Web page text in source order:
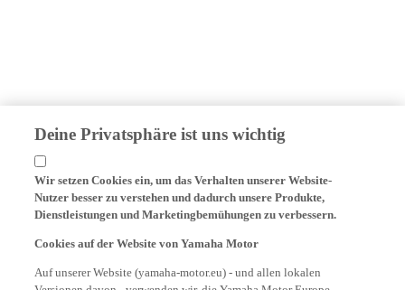
Deine Privatsphäre ist uns wichtig
Wir setzen Cookies ein, um das Verhalten unserer Website-
Nutzer besser zu verstehen und dadurch unsere Produkte,
Dienstleistungen und Marketingbemühungen zu verbessern.
Cookies auf der Website von Yamaha Motor
Auf unserer Website (yamaha-motor.eu) - und allen lokalen
Versionen davon - verwenden wir, die Yamaha Motor Europe